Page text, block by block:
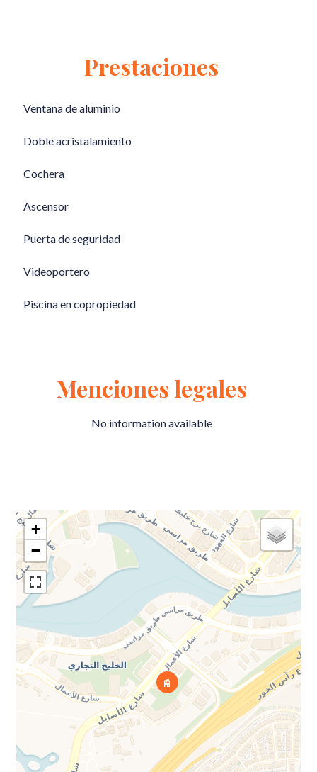
Prestaciones
Ventana de aluminio
Doble acristalamiento
Cochera
Ascensor
Puerta de seguridad
Videoportero
Piscina en copropiedad
Menciones legales
No information available
+
−